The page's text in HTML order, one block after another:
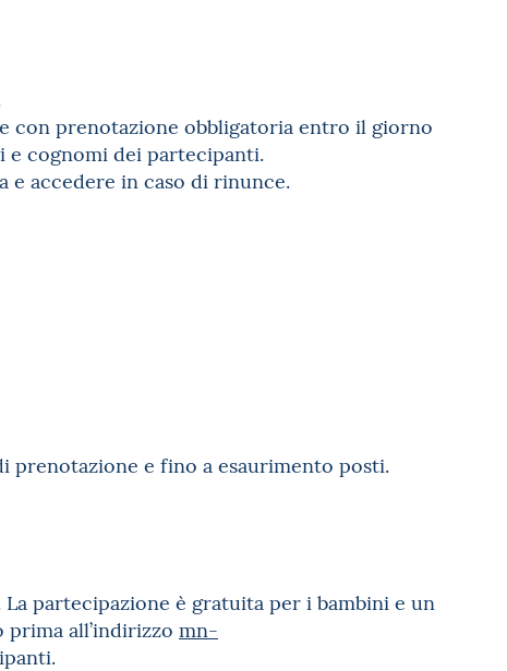
con prenotazione obbligatoria entro il giorno
e cognomi dei partecipanti.
e accedere in caso di rinunce.
prenotazione e fino a esaurimento posti.
La partecipazione è gratuita per i bambini e un
all’indirizzo mn-